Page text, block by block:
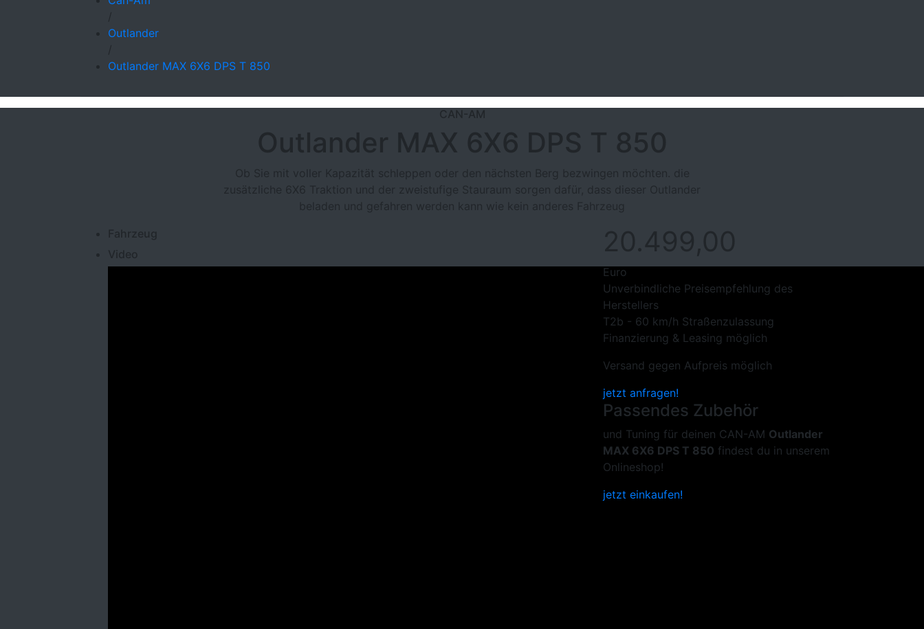
/
Outlander
/
Outlander MAX 6X6 DPS T 850
CAN-AM
Outlander MAX 6X6 DPS T 850
Ob Sie mit voller Kapazität schleppen oder den nächsten Berg bezwingen möchten. die
zusätzliche 6X6 Traktion und der zweistufige Stauraum sorgen dafür, dass dieser Outlander
beladen und gefahren werden kann wie kein anderes Fahrzeug
Fahrzeug
Video
20.499,00
Euro
Unverbindliche Preisempfehlung des
Herstellers
T2b - 60 km/h Straßenzulassung
Finanzierung & Leasing möglich
Versand gegen Aufpreis möglich
jetzt anfragen!
Passendes Zubehör
und Tuning für deinen CAN-AM Outlander
MAX 6X6 DPS T 850 findest du in unserem
Onlineshop!
jetzt einkaufen!